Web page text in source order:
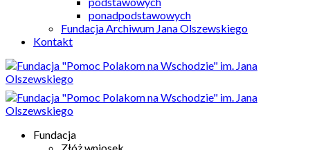
ponadpodstawowych
Fundacja Archiwum Jana Olszewskiego
Kontakt
Fundacja